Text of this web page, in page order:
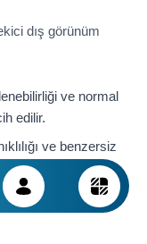
dış görünüm
ve normal
edilir.
ve benzersiz
su bulunan
daha fazla